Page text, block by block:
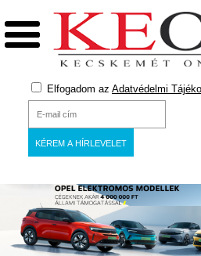
Elfogadom az Adatvédelmi